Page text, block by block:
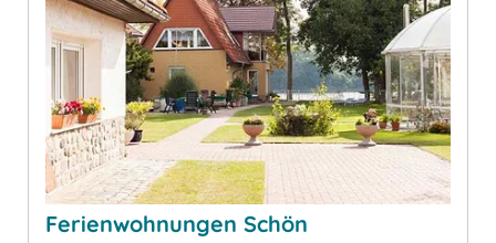
Ferienwohnungen Schön